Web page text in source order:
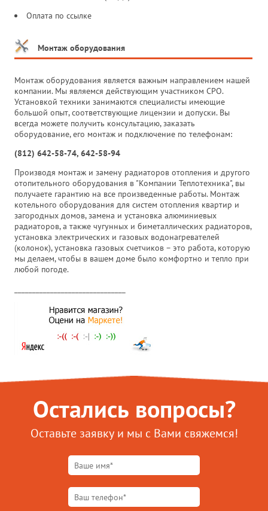
Оплата по ссылке
Монтаж оборудования
Монтаж оборудования является важным направлением нашей
компании. Мы являемся действующим участником СРО.
Установкой техники занимаются специалисты имеющие
большой опыт, соответствующие лицензии и допуски. Вы
всегда можете получить консультацию, заказать
оборудование, его монтаж и подключение по телефонам:
(812) 642-58-74, 642-58-94
Производя монтаж и замену радиаторов отопления и другого
отопительного оборудования в "Компании Теплотехника", вы
получаете гарантию на все произведенные работы. Монтаж
котельного оборудования для систем отопления квартир и
загородных домов, замена и установка алюминиевых
радиаторов, а также чугунных и биметаллических радиаторов,
установка электрических и газовых водонагревателей
(колонок), установка газовых счетчиков – это работа, которую
мы делаем, чтобы в вашем доме было комфортно и тепло при
любой погоде.
Остались вопросы?
Оставьте заявку и мы с Вами свяжемся!